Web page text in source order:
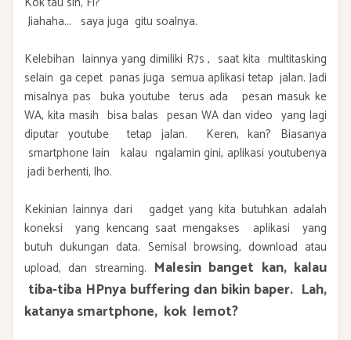
Jiahaha... saya juga gitu soalnya.
Kelebihan lainnya yang dimiliki R7s , saat kita multitasking
selain ga cepet panas juga semua aplikasi tetap jalan. Jadi
misalnya pas buka youtube terus ada pesan masuk ke
WA, kita masih bisa balas pesan WA dan video yang lagi
diputar youtube tetap jalan. Keren, kan? Biasanya
smartphone lain kalau ngalamin gini, aplikasi youtubenya
jadi berhenti, lho.
Kekinian lainnya dari gadget yang kita butuhkan adalah
koneksi yang kencang saat mengakses aplikasi yang
butuh dukungan data. Semisal browsing, download atau
upload, dan streaming. Malesin banget kan, kalau
tiba-tiba HPnya buffering dan bikin baper. Lah,
katanya smartphone, kok lemot?